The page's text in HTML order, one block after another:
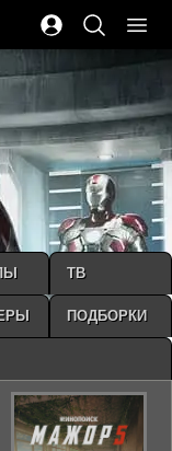
ТВ
ПОДБОРКИ